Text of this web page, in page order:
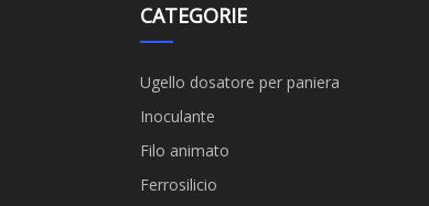
CATEGORIE
Ugello dosatore per paniera
Inoculante
Filo animato
Ferrosilicio